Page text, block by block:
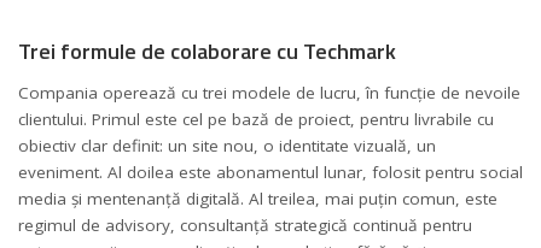
Trei formule de colaborare cu Techmark
Compania operează cu trei modele de lucru, în funcție de nevoile
clientului. Primul este cel pe bază de proiect, pentru livrabile cu
obiectiv clar definit: un site nou, o identitate vizuală, un
eveniment. Al doilea este abonamentul lunar, folosit pentru social
media și mentenanță digitală. Al treilea, mai puțin comun, este
regimul de advisory, consultanță strategică continuă pentru